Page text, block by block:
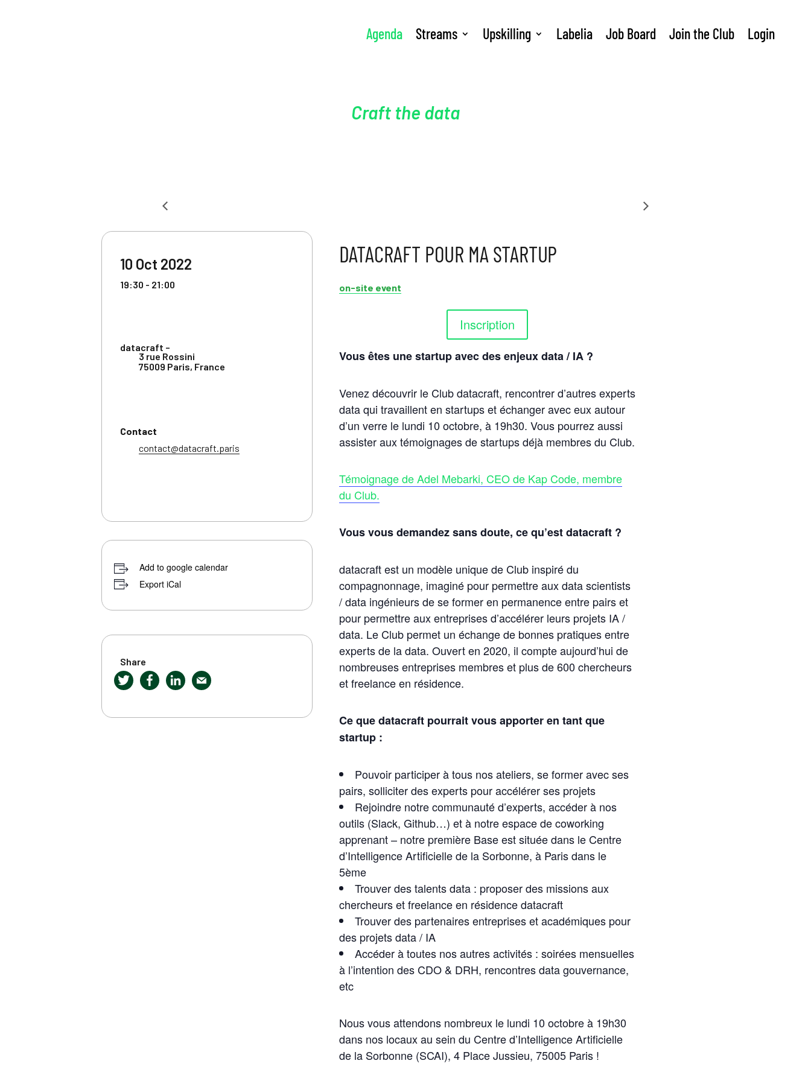
Agenda Streams Upskilling Labelia Job Board Join the Club Login
Craft the data
10 Oct 2022
19:30 - 21:00
datacraft –
3 rue Rossini
75009 Paris, France
Contact
contact@datacraft.paris
Add to google calendar
Export iCal
Share
DATACRAFT POUR MA STARTUP
on-site event
Inscription
Vous êtes une startup avec des enjeux data / IA ?
Venez découvrir le Club datacraft, rencontrer d’autres experts
data qui travaillent en startups et échanger avec eux autour
d’un verre le lundi 10 octobre, à 19h30. Vous pourrez aussi
assister aux témoignages de startups déjà membres du Club.
Témoignage de Adel Mebarki, CEO de Kap Code, membre
du Club.
Vous vous demandez sans doute, ce qu’est datacraft ?
datacraft est un modèle unique de Club inspiré du
compagnonnage, imaginé pour permettre aux data scientists
/ data ingénieurs de se former en permanence entre pairs et
pour permettre aux entreprises d’accélérer leurs projets IA /
data. Le Club permet un échange de bonnes pratiques entre
experts de la data. Ouvert en 2020, il compte aujourd’hui de
nombreuses entreprises membres et plus de 600 chercheurs
et freelance en résidence.
Ce que datacraft pourrait vous apporter en tant que
startup :
Pouvoir participer à tous nos ateliers, se former avec ses
pairs, solliciter des experts pour accélérer ses projets
Rejoindre notre communauté d’experts, accéder à nos
outils (Slack, Github…) et à notre espace de coworking
apprenant – notre première Base est située dans le Centre
d’Intelligence Artificielle de la Sorbonne, à Paris dans le
5ème
Trouver des talents data : proposer des missions aux
chercheurs et freelance en résidence datacraft
Trouver des partenaires entreprises et académiques pour
des projets data / IA
Accéder à toutes nos autres activités : soirées mensuelles
à l’intention des CDO & DRH, rencontres data gouvernance,
etc
Nous vous attendons nombreux le lundi 10 octobre à 19h30
dans nos locaux au sein du Centre d’Intelligence Artificielle
de la Sorbonne (SCAI), 4 Place Jussieu, 75005 Paris !